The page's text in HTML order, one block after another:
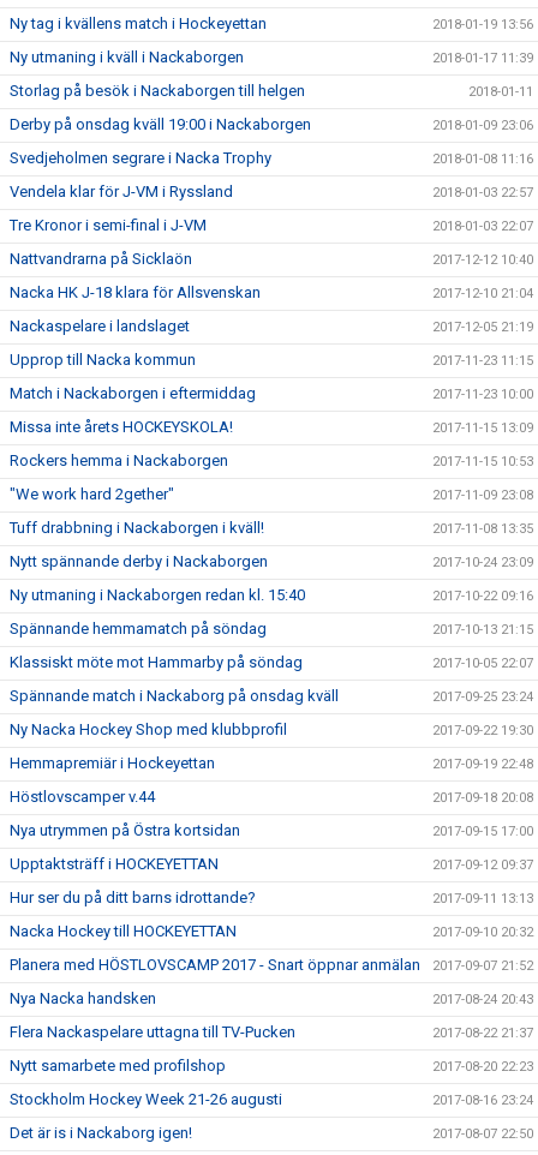
Ny tag i kvällens match i Hockeyettan 2018-01-19 13:56
Ny utmaning i kväll i Nackaborgen 2018-01-17 11:39
Storlag på besök i Nackaborgen till helgen 2018-01-11
Derby på onsdag kväll 19:00 i Nackaborgen 2018-01-09 23:06
Svedjeholmen segrare i Nacka Trophy 2018-01-08 11:16
Vendela klar för J-VM i Ryssland 2018-01-03 22:57
Tre Kronor i semi-final i J-VM 2018-01-03 22:07
Nattvandrarna på Sicklaön 2017-12-12 10:40
Nacka HK J-18 klara för Allsvenskan 2017-12-10 21:04
Nackaspelare i landslaget 2017-12-05 21:19
Upprop till Nacka kommun 2017-11-23 11:15
Match i Nackaborgen i eftermiddag 2017-11-23 10:00
Missa inte årets HOCKEYSKOLA! 2017-11-15 13:09
Rockers hemma i Nackaborgen 2017-11-15 10:53
"We work hard 2gether" 2017-11-09 23:08
Tuff drabbning i Nackaborgen i kväll! 2017-11-08 13:35
Nytt spännande derby i Nackaborgen 2017-10-24 23:09
Ny utmaning i Nackaborgen redan kl. 15:40 2017-10-22 09:16
Spännande hemmamatch på söndag 2017-10-13 21:15
Klassiskt möte mot Hammarby på söndag 2017-10-05 22:07
Spännande match i Nackaborg på onsdag kväll 2017-09-25 23:24
Ny Nacka Hockey Shop med klubbprofil 2017-09-22 19:30
Hemmapremiär i Hockeyettan 2017-09-19 22:48
Höstlovscamper v.44 2017-09-18 20:08
Nya utrymmen på Östra kortsidan 2017-09-15 17:00
Upptaktsträff i HOCKEYETTAN 2017-09-12 09:37
Hur ser du på ditt barns idrottande? 2017-09-11 13:13
Nacka Hockey till HOCKEYETTAN 2017-09-10 20:32
Planera med HÖSTLOVSCAMP 2017 - Snart öppnar anmälan 2017-09-07 21:52
Nya Nacka handsken 2017-08-24 20:43
Flera Nackaspelare uttagna till TV-Pucken 2017-08-22 21:37
Nytt samarbete med profilshop 2017-08-20 22:23
Stockholm Hockey Week 21-26 augusti 2017-08-16 23:24
Det är is i Nackaborg igen! 2017-08-07 22:50